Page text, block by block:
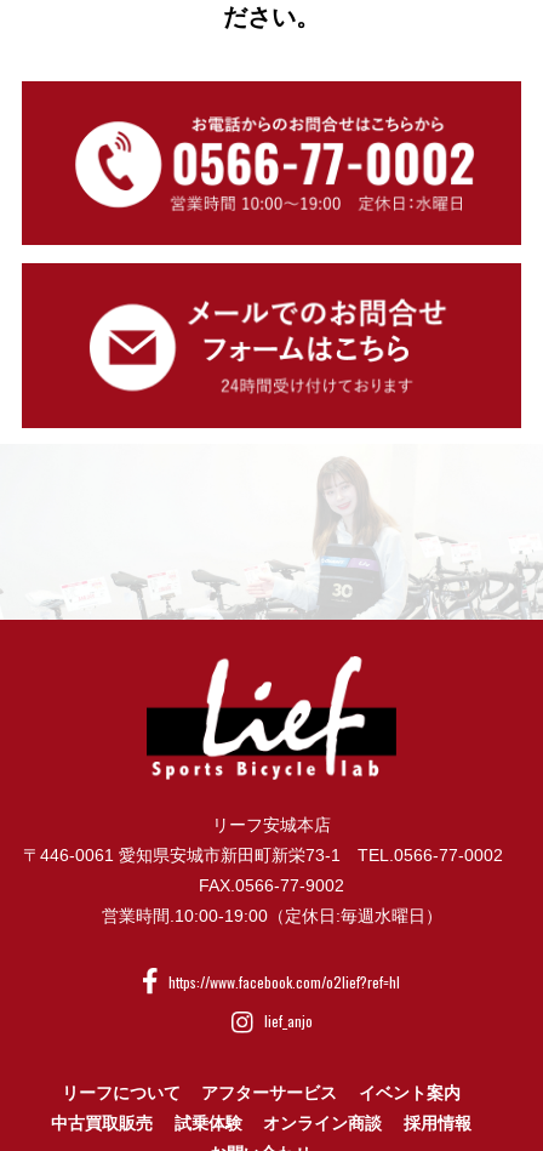
ださい。
リーフ安城本店
〒446-0061 愛知県安城市新田町新栄73-1 TEL.0566-77-0002
FAX.0566-77-9002
営業時間.10:00-19:00（定休日:毎週水曜日）
https://www.facebook.com/o2lief?ref=hl
lief_anjo
リーフについて アフターサービス
イベント案内
中古買取販売
試乗体験 オンライン商談
採用情報